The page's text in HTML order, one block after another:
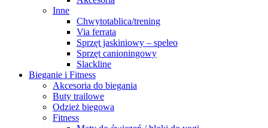
Inne
Chwytotablica/trening
Via ferrata
Sprzęt jaskiniowy – speleo
Sprzęt canioningowy
Slackline
Bieganie i Fitness
Akcesoria do biegania
Buty trailowe
Odzież biegowa
Fitness